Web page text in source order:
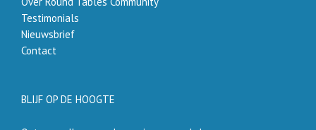
Testimonials
Nieuwsbrief
Contact
BLIJF OP DE HOOGTE